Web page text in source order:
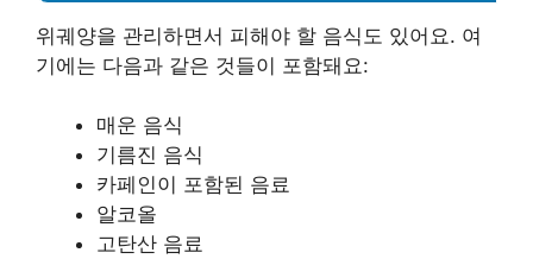
위궤양을 관리하면서 피해야 할 음식도 있어요. 여
기에는 다음과 같은 것들이 포함돼요:
매운 음식
기름진 음식
카페인이 포함된 음료
알코올
고탄산 음료